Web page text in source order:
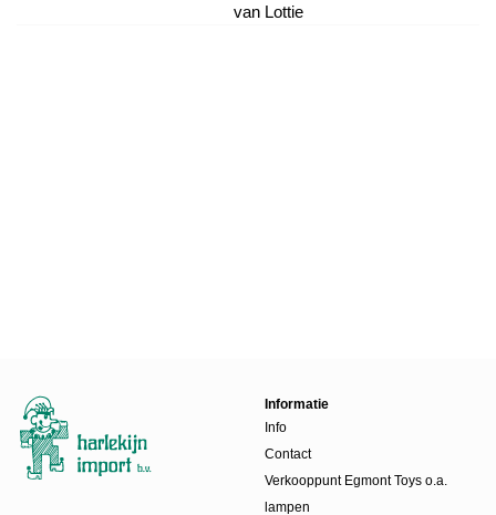
van Lottie
Informatie
Info
Contact
Verkooppunt Egmont Toys o.a.
lampen